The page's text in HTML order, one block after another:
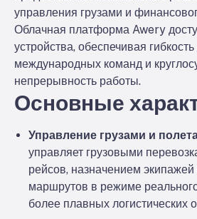
управления грузами и
Облачная платформа Awery
устройства, обеспечивая
международных команд и
непрерывность работы.
Основные
Управление грузами и
управляет грузовыми
рейсов, назначением
маршрутов в режиме
более плавных логистических